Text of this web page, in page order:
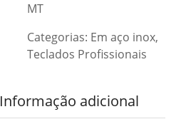
MT
Categorias: Em aço inox,
Teclados Profissionais
Informação adicional